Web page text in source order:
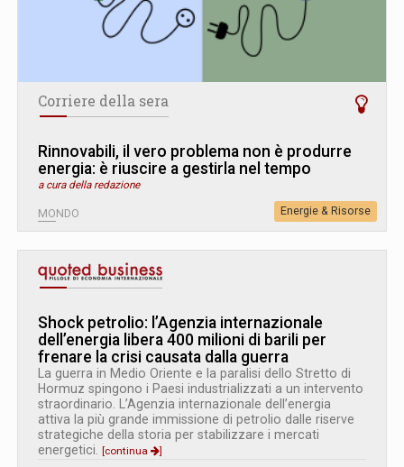
Corriere della sera
Rinnovabili, il vero problema non è produrre
energia: è riuscire a gestirla nel tempo
a cura della redazione
MONDO Energie & Risorse
Shock petrolio: l’Agenzia internazionale
dell’energia libera 400 milioni di barili per
frenare la crisi causata dalla guerra
La guerra in Medio Oriente e la paralisi dello Stretto di
Hormuz spingono i Paesi industrializzati a un intervento
straordinario. L’Agenzia internazionale dell’energia
attiva la più grande immissione di petrolio dalle riserve
strategiche della storia per stabilizzare i mercati
energetici. [continua
]